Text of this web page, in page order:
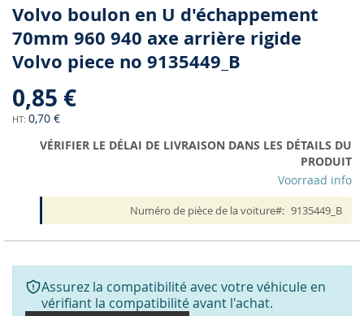
Skip
to
the
beginning
the
images
gallery
Volvo boulon en U d'échappement
70mm 960 940 axe arrière rigide
Volvo piece no 9135449_B
0,85 €
0,70 €
VÉRIFIER LE DÉLAI DE LIVRAISON DANS LES DÉTAILS DU
PRODUIT
Voorraad info
Numéro de pièce de la voiture 9135449_B
Assurez la compatibilité avec votre véhicule en
vérifiant la compatibilité avant l'achat.